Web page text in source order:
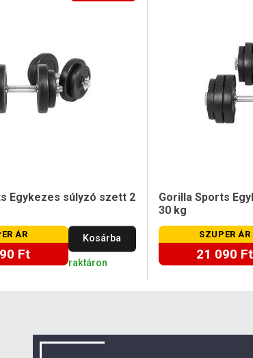
Egykezes súlyzó szett 2
ÁR
Ft
Kosárba
raktáron
Gorilla Sports
30 kg
SZUPER ÁR
21 090 Ft